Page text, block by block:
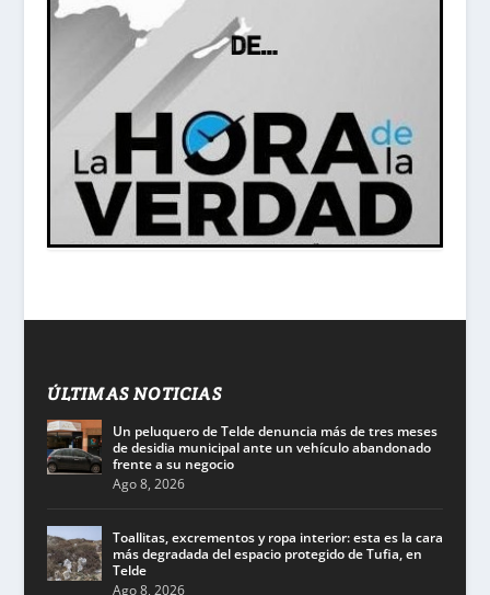
ÚLTIMAS NOTICIAS
Un peluquero de Telde denuncia más de tres meses
de desidia municipal ante un vehículo abandonado
frente a su negocio
Ago 8, 2026
Toallitas, excrementos y ropa interior: esta es la cara
más degradada del espacio protegido de Tufia, en
Telde
Ago 8, 2026